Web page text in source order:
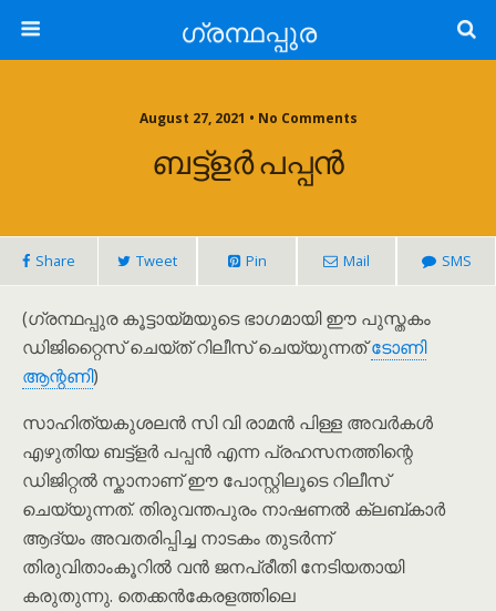
ഗ്രന്ഥപ്പുര
August 27, 2021 • No Comments
ബട്ട്ളര്‍ പപ്പന്‍
Share Tweet Pin Mail SMS
(ഗ്രന്ഥപ്പുര കൂട്ടായ്മയുടെ ഭാഗമായി ഈ പുസ്തകം
ഡിജിറ്റൈസ് ചെയ്ത് റിലീസ് ചെയ്യുന്നത്ടോണി
ആന്റണി)
സാഹിത്യകുശലന്‍ സി വി രാമന്‍ പിള്ള അവര്‍കള്‍
എഴുതിയ ബട്ട്ളര്‍ പപ്പന്‍ എന്ന പ്രഹസനത്തിന്റെ
ഡിജിറ്റൽ സ്കാനാണ് ഈ പോസ്റ്റിലൂടെ റിലീസ്
ചെയ്യുന്നത്. തിരുവന്തപുരം നാഷണല്‍ ക്ലബ്കാര്‍
ആദ്യം അവതരിപ്പിച്ച നാടകം തുടര്‍ന്ന്
തിരുവിതാംകൂറില്‍ വന്‍ ജനപ്രീതി നേടിയതായി
കരുതുന്നു. തെക്കന്‍കേരളത്തിലെ